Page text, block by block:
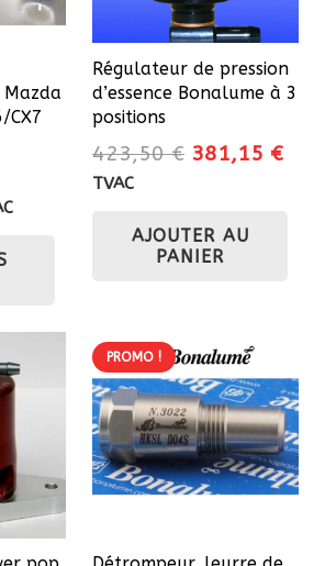
Mazda
CX7
€
€
plusieurs
variations.
options
peuvent
être
choisies
sur
Régulateur de pression
d’essence Bonalume à 3
positions
423,50€ Le
était :
423,50 €.
381,15 €Le
TVAC
AJOUTER AU
PANIER
PROMO !